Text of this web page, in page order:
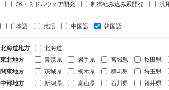
OS・ミドルウェア開発
制御組み込み系開発 汎
日本語 英語 中国語 韓国語
北海道地方
北海道
東北地方
青森県 岩手県 宮城県 秋田県
関東地方
茨城県 栃木県 群馬県 埼玉県
中部地方
新潟県 富山県 石川県 福井県